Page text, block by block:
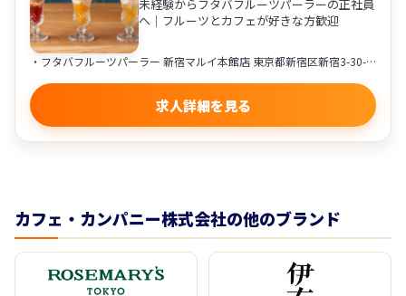
未経験からフタバフルーツパーラーの正社員
へ｜フルーツとカフェが好きな方歓迎
・フタバフルーツパーラー 新宿マルイ本館店 東京都新宿区新宿3-30-13 新宿マルイ本館5F ★アクセス ・東京メトロ丸ノ内線「新宿三丁目駅」徒歩1分 ・東京メトロ副都心線「新宿三丁目駅」徒歩2分 ・都営新宿線「新宿三丁目駅」徒歩2分 ・各線「新宿駅」徒歩5分 ・フタバフルーツパーラー アトレ川崎店 神奈川県川崎市川崎区駅前本町26-1 アトレ川崎4F ★アクセス ・JR「川崎駅」直結 ・京急「京急川崎駅」徒歩圏内 配属は、希望や通勤を考慮して決定します。
求人詳細を見る
カフェ・カンパニー株式会社の他のブランド